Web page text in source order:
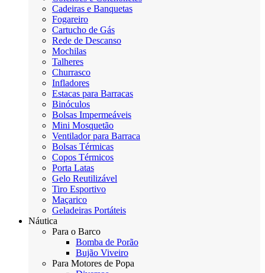
Cadeiras e Banquetas
Fogareiro
Cartucho de Gás
Rede de Descanso
Mochilas
Talheres
Churrasco
Infladores
Estacas para Barracas
Binóculos
Bolsas Impermeáveis
Mini Mosquetão
Ventilador para Barraca
Bolsas Térmicas
Copos Térmicos
Porta Latas
Gelo Reutilizável
Tiro Esportivo
Maçarico
Geladeiras Portáteis
Náutica
Para o Barco
Bomba de Porão
Bujão Viveiro
Para Motores de Popa